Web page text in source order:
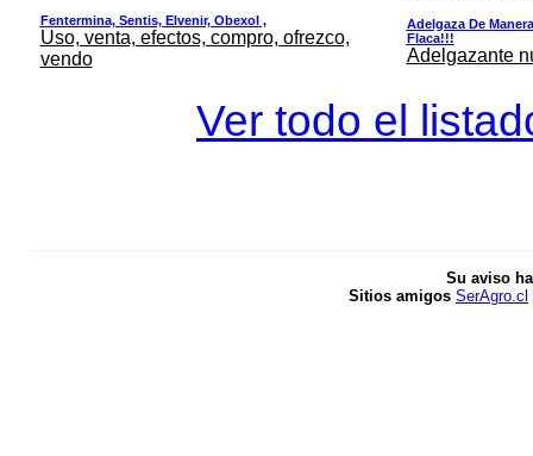
Fentermina, Sentis, Elvenir, Obexol ,
Uso, venta, efectos, compro, ofrezco,
vendo
Adelgaza De
Flaca!!!
Adelgazante
Ver todo el
Su aviso
Sitios amigos SerAgro.cl